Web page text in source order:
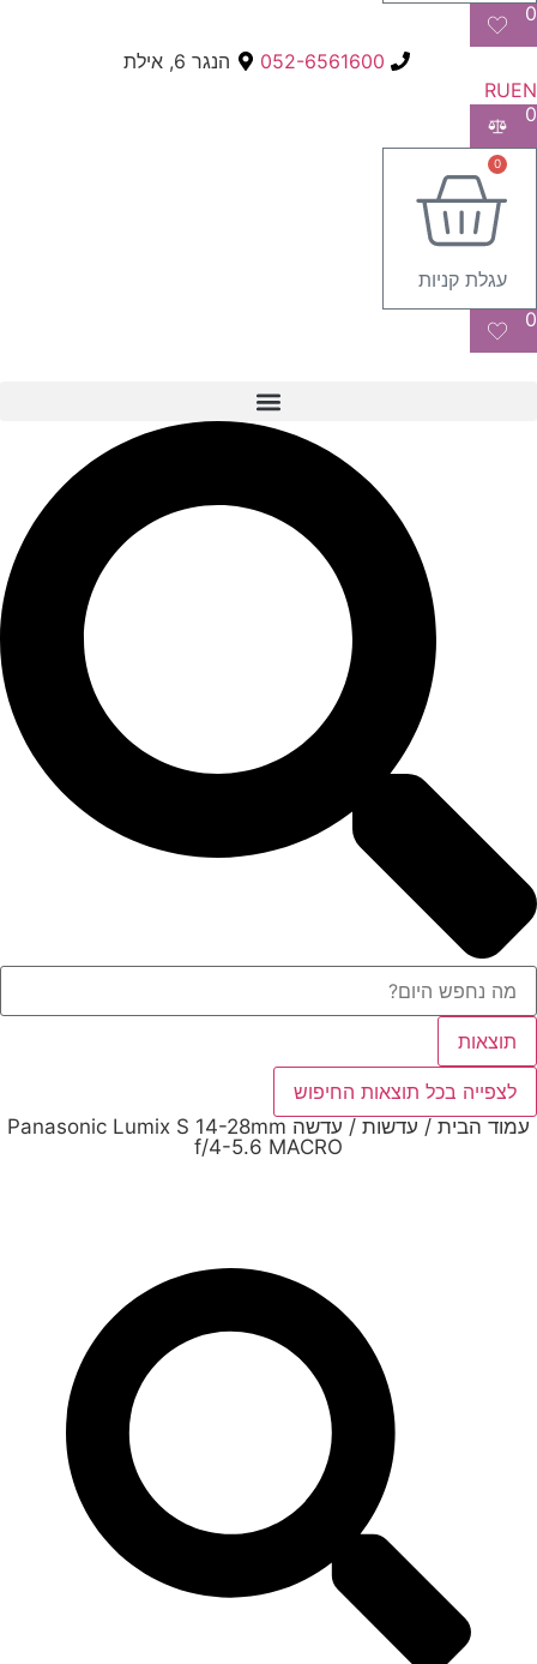
0
052-6561600
הנגר 6, אילת
EN
RU
0
0
עגלת קניות
0
תוצאות
לצפייה בכל תוצאות החיפוש
עמוד הבית / עדשות
/ עדשה Panasonic Lumix S 14-28mm
f/4-5.6 MACRO